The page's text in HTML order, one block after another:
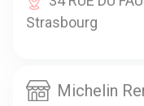
Strasbourg
Michelin